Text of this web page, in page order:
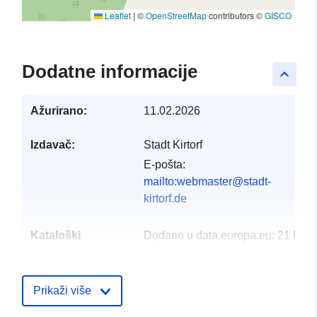
Leaflet | ©OpenStreetMapcontributors ©GISCO
keyboard_arrow_up
Dodatne informacije
Ažurirano: 11.02.2026
Izdavač:
Stadt Kirtorf
E-pošta:
mailto:webmaster@stadt-
kirtorf.de
Kataloški
Dodano u data.europa.eu: 21
Prikaži više